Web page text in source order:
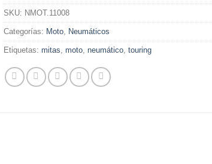
SKU: NMOT.11008
Categorías: Moto Neumáticos
Etiquetas:mitas ,moto ,neumático ,touring